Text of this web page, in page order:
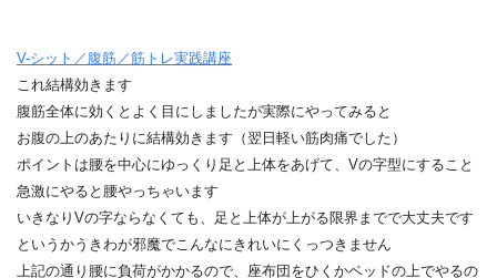
V-シット／腹筋／筋トレ実践講座
これ結構効きます
腹筋全体に効くとよく目にしましたが実際にやってみると
お腹の上のあたりに結構効きます（翌日軽い筋肉痛でした）
ポイントは腰を中心にゆっくり足と上体をあげて、Vの字型にすること
急激にやると腰やっちゃいます
いきなりVの字ならなくても、足と上体が上がる限界までで大丈夫です
というかうきわが邪魔でこんなにきれいにくっつきません
上記の通り腰に負荷がかかるので、座布団をひくかベッドの上でやるの